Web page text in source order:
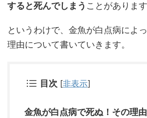
すると死んでしまう ことがあります
というわけで、金魚が白点病によ
理由について書いていきます。
目次 [非表示]
金魚が白点病で死ぬ！その理